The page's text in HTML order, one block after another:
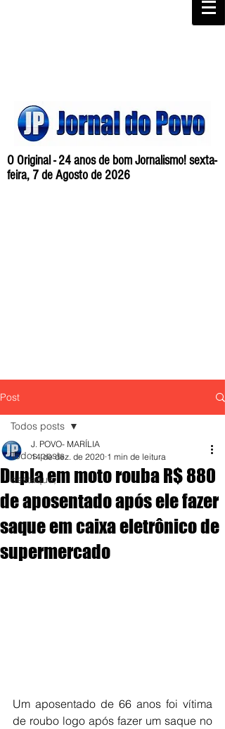
O Original - 24 anos de bom Jornalismo! sexta-
feira, 7 de Agosto de 2026
Post
Todos posts
destaque,
Todos posts
Dupla em moto rouba R$ 880
de aposentado após ele fazer
saque em caixa eletrônico de
supermercado
J. POVO- MARÍLIA
14 de dez. de 2020 1 min de leitura
Um aposentado de 66 anos foi vítima
de roubo logo após fazer um saque no